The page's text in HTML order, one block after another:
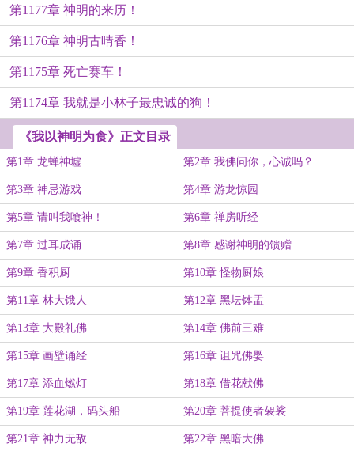
第1177章 神明的来历！
第1176章 神明古晴香！
第1175章 死亡赛车！
第1174章 我就是小林子最忠诚的狗！
《我以神明为食》正文目录
第1章 龙蝉神墟 第2章 我佛问你，心诚吗？
第3章 神忌游戏 第4章 游龙惊园
第5章 请叫我喰神！ 第6章 禅房听经
第7章 过耳成诵 第8章 感谢神明的馈赠
第9章 香积厨 第10章 怪物厨娘
第11章 林大饿人 第12章 黑坛钵盂
第13章 大殿礼佛 第14章 佛前三难
第15章 画壁诵经 第16章 诅咒佛婴
第17章 添血燃灯 第18章 借花献佛
第19章 莲花湖，码头船 第20章 菩提使者袈裟
第21章 神力无敌 第22章 黑暗大佛